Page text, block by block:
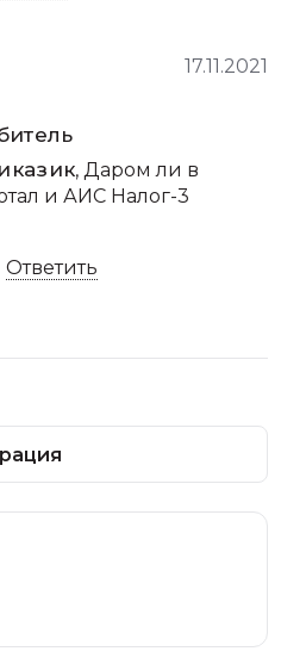
17.11.2021
, Даром ли в
и АИС Налог-3
Ответить